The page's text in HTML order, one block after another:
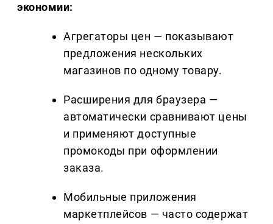
экономии:
Агрегаторы цен — показывают
предложения нескольких
магазинов по одному товару.
Расширения для браузера —
автоматически сравнивают цены
и применяют доступные
промокоды при оформлении
заказа.
Мобильные приложения
маркетплейсов — часто содержат